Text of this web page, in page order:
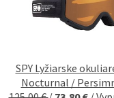
SPY Lyžiarske
Nocturnal /